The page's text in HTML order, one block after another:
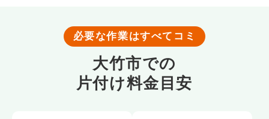
必要な作業はすべてコミ
大竹市での
片付け料金目安